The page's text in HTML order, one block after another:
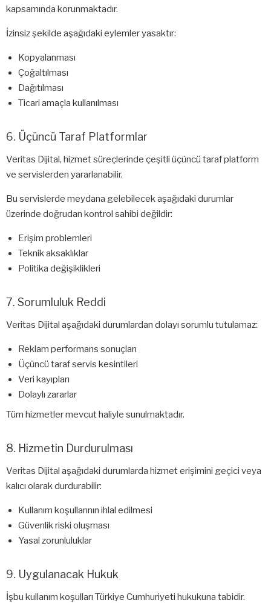
kapsamında korunmaktadır.
İzinsiz şekilde aşağıdaki eylemler yasaktır:
Kopyalanması
Çoğaltılması
Dağıtılması
Ticari amaçla kullanılması
6. Üçüncü Taraf Platformlar
Veritas Dijital, hizmet süreçlerinde çeşitli üçüncü taraf platform
ve servislerden yararlanabilir.
Bu servislerde meydana gelebilecek aşağıdaki durumlar
üzerinde doğrudan kontrol sahibi değildir:
Erişim problemleri
Teknik aksaklıklar
Politika değişiklikleri
7. Sorumluluk Reddi
Veritas Dijital aşağıdaki durumlardan dolayı sorumlu tutulamaz:
Reklam performans sonuçları
Üçüncü taraf servis kesintileri
Veri kayıpları
Dolaylı zararlar
Tüm hizmetler mevcut haliyle sunulmaktadır.
8. Hizmetin Durdurulması
Veritas Dijital aşağıdaki durumlarda hizmet erişimini geçici veya
kalıcı olarak durdurabilir:
Kullanım koşullarının ihlal edilmesi
Güvenlik riski oluşması
Yasal zorunluluklar
9. Uygulanacak Hukuk
İşbu kullanım koşulları Türkiye Cumhuriyeti hukukuna tabidir.